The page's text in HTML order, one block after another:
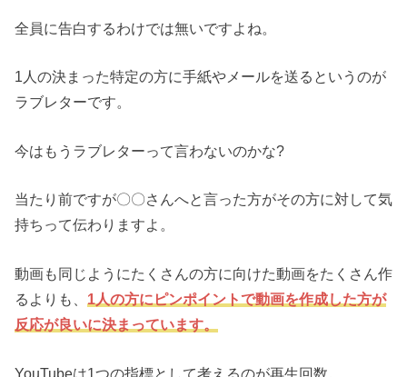
全員に告白するわけでは無いですよね。
1人の決まった特定の方に手紙やメールを送るというのが
ラブレターです。
今はもうラブレターって言わないのかな?
当たり前ですが〇〇さんへと言った方がその方に対して気
持ちって伝わりますよ。
動画も同じようにたくさんの方に向けた動画をたくさん作
るよりも、 1人の方にピンポイントで動画を作成した方が
反応が良いに決まっています。
YouTubeは1つの指標として考えるのが再生回数。